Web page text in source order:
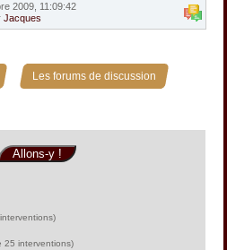
2009, 11:09:42
Jacques
» Les forums de discussion »
25 interventions)